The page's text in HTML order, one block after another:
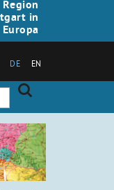
Region
in
Europa
DE EN